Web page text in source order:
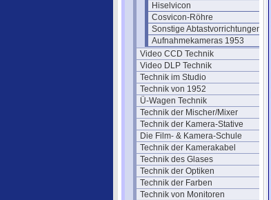
Hiselvicon
Cosvicon-Röhre
Sonstige Abtastvorrichtungen
Aufnahmekameras 1953
Video CCD Technik
Video DLP Technik
Technik im Studio
Technik von 1952
Ü-Wagen Technik
Technik der Mischer/Mixer
Technik der Kamera-Stative
Die Film- & Kamera-Schule
Technik der Kamerakabel
Technik des Glases
Technik der Optiken
Technik der Farben
Technik von Monitoren